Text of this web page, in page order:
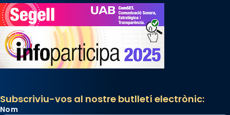
Subscriviu-vos al nostre butlletí electrònic:
Nom